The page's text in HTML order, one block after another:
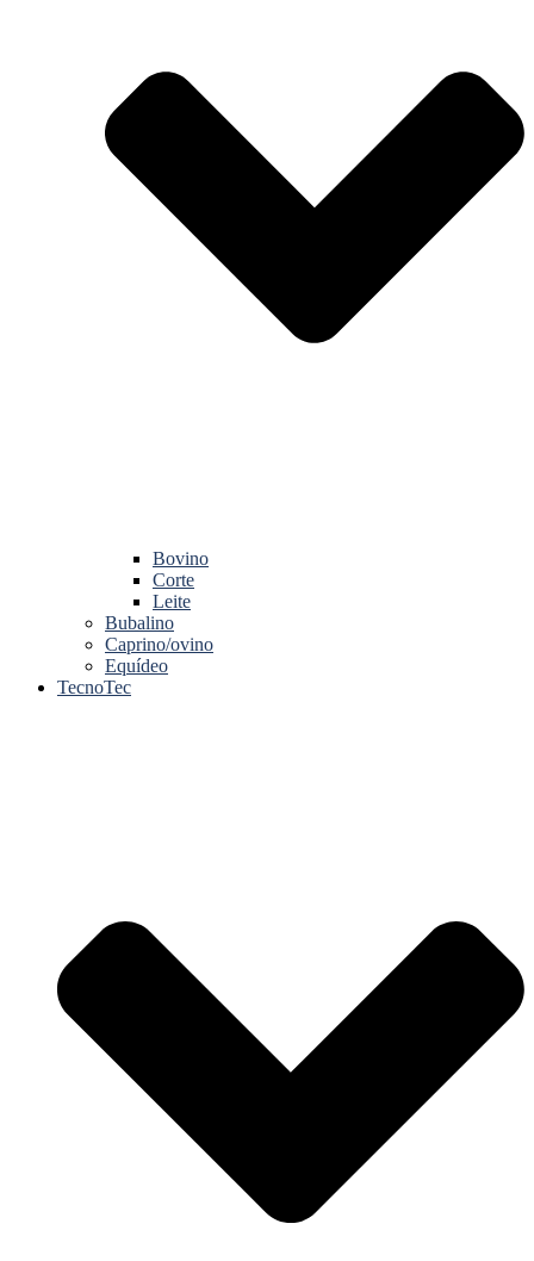
Bovino
Corte
Leite
Bubalino
Caprino/ovino
Equídeo
TecnoTec